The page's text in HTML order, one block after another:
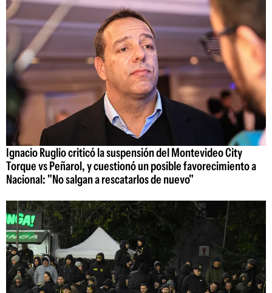
Ignacio Ruglio criticó la suspensión del Montevideo City
Torque vs Peñarol, y cuestionó un posible favorecimiento a
Nacional: "No salgan a rescatarlos de nuevo"